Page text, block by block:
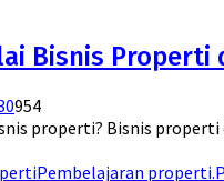
Bisnis Properti
0954
properti? Bisnis
Pembelajaran properti.